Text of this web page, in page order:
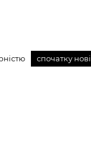
спочатку нові